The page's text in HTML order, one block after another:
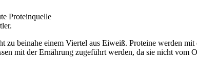
Proteinquelle
zu beinahe einem Viertel aus Eiweiß. Proteine werden
mit der Ernährung zugeführt werden, da sie nicht vom